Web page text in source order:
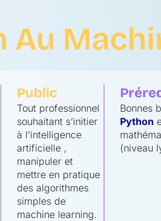
Public
Tout professionnel
souhaitant s’initier
à l’intelligence
artificielle ,
manipuler et
mettre en pratique
des algorithmes
simples de
machine learning.
Bonnes
Python
(niveau